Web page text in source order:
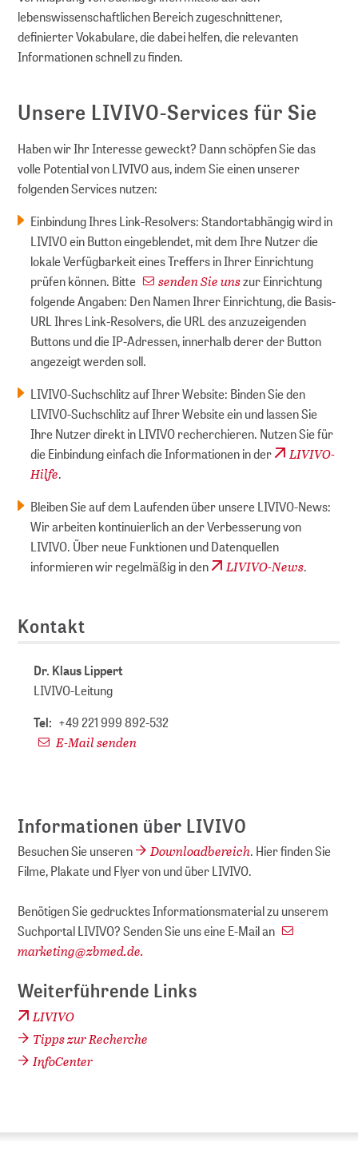
lebenswissenschaftlichen Bereich zugeschnittener,
definierter Vokabulare, die dabei helfen, die relevanten
Informationen schnell zu finden.
Unsere LIVIVO-Services für Sie
Haben wir Ihr Interesse geweckt? Dann schöpfen Sie das
volle Potential von LIVIVO aus, indem Sie einen unserer
folgenden Services nutzen:
Einbindung Ihres Link-Resolvers: Standortabhängig wird in
LIVIVO ein Button eingeblendet, mit dem Ihre Nutzer die
lokale Verfügbarkeit eines Treffers in Ihrer Einrichtung
prüfen können. Bitte
senden Sie unszur Einrichtung
folgende Angaben: Den Namen Ihrer Einrichtung, die Basis-
URL Ihres Link-Resolvers, die URL des anzuzeigenden
Buttons und die IP-Adressen, innerhalb derer der Button
angezeigt werden soll.
LIVIVO-Suchschlitz auf Ihrer Website: Binden Sie den
LIVIVO-Suchschlitz auf Ihrer Website ein und lassen Sie
Ihre Nutzer direkt in LIVIVO recherchieren. Nutzen Sie für
die Einbindung einfach die Informationen in der
LIVIVO-
Hilfe.
Bleiben Sie auf dem Laufenden über unsere LIVIVO-News:
Wir arbeiten kontinuierlich an der Verbesserung von
LIVIVO. Über neue Funktionen und Datenquellen
informieren wir regelmäßig in den
LIVIVO-News.
Kontakt
Dr. Klaus Lippert
LIVIVO-Leitung
Tel: +49 221 999 892-532
E-Mail senden
Informationen über LIVIVO
Besuchen Sie unseren Downloadbereich. Hier finden Sie
Filme, Plakate und Flyer von und über LIVIVO.
Benötigen Sie gedrucktes Informationsmaterial zu unserem
Suchportal LIVIVO? Senden Sie uns eine E-Mail an
marketing@zbmed.de.
Weiterführende Links
LIVIVO
Tipps zur Recherche
InfoCenter